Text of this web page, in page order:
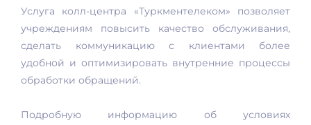
Услуга колл-центра «Туркментелеком» позволяет
учреждениям повысить качество обслуживания,
сделать коммуникацию с клиентами более
удобной и оптимизировать внутренние процессы
обработки обращений.
Подробную информацию об условиях